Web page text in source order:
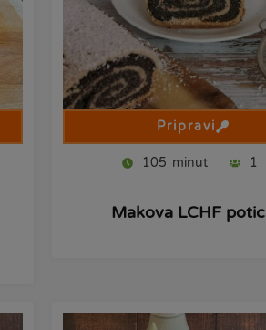
Pripravi
105 minut 1
Makova LCHF